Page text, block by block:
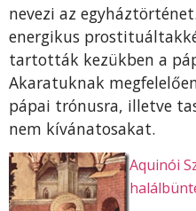
nevezi az
energikus
tartották kezükben a
Akaratuknak
pápai trónusra, illetve
nem kívánatosakat.
Aquinói